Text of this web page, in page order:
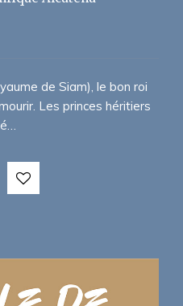
de Siam), le bon roi
Les princes héritiers